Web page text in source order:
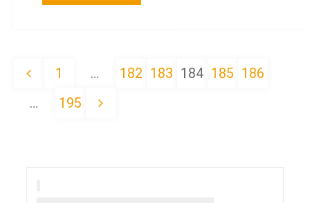
ich"
Seitennummerierung
1 … 182 183 184 185 186
…
195